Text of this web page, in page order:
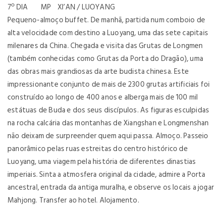
7º DIA MP XI’AN / LUOYANG
Pequeno-almoço buffet. De manhã, partida num comboio de
alta velocidade com destino a Luoyang, uma das sete capitais
milenares da China. Chegada e visita das Grutas de Longmen
(também conhecidas como Grutas da Porta do Dragão), uma
das obras mais grandiosas da arte budista chinesa. Este
impressionante conjunto de mais de 2300 grutas artificiais foi
construído ao longo de 400 anos e alberga mais de 100 mil
estátuas de Buda e dos seus discípulos. As figuras esculpidas
na rocha calcária das montanhas de Xiangshan e Longmenshan
não deixam de surpreender quem aqui passa. Almoço. Passeio
panorâmico pelas ruas estreitas do centro histórico de
Luoyang, uma viagem pela história de diferentes dinastias
imperiais. Sinta a atmosfera original da cidade, admire a Porta
ancestral, entrada da antiga muralha, e observe os locais a jogar
Mahjong. Transfer ao hotel. Alojamento.